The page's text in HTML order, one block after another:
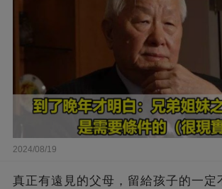
2024/08/19
真正有遠見的父母，留給孩子的一定